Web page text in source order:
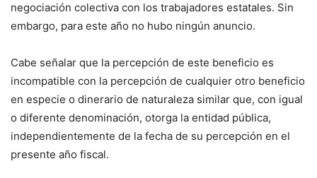
negociación colectiva con los trabajadores estatales. Sin
embargo, para este año no hubo ningún anuncio.
Cabe señalar que la percepción de este beneficio es
incompatible con la percepción de cualquier otro beneficio
en especie o dinerario de naturaleza similar que, con igual
o diferente denominación, otorga la entidad pública,
independientemente de la fecha de su percepción en el
presente año fiscal.